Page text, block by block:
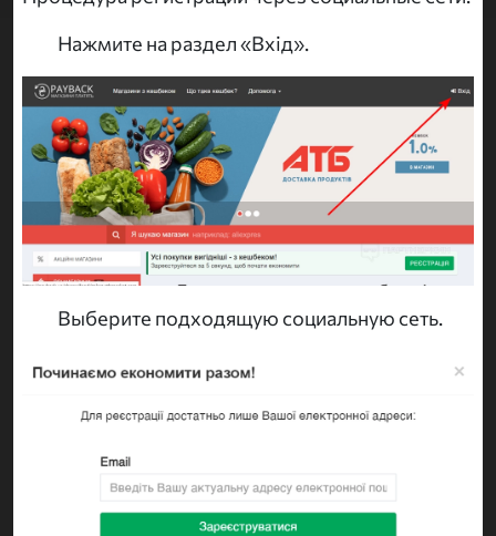
Нажмите на раздел «Вхід».
Выберите подходящую социальную сеть.